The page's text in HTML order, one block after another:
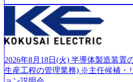
が、情報収集を進めたい段階の方
希望される方
化を支援するために、戦略策定、
務改善、実行支援などのコンサル
通貫で提供するのが特徴（いわゆ
ファーム） 社名の由来は”DXエリ
ていく”という位置づけ 一昔前は金
されていたが、現在金融の売上割
2026年8月18日(火) 半導体製造装置
生産工程の管理業務) ※主任候補・